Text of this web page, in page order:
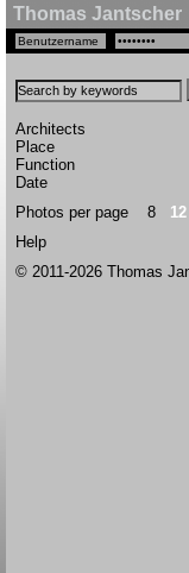
Thomas
Architects
Place
Function
Date
Photos per page 8 12
Help
© 2011-2026 Thomas